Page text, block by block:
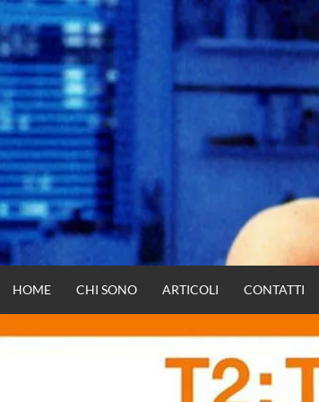
Vai
al
contenuto
HOME CHI SONO ARTICOLI CONTATTI